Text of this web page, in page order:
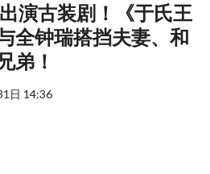
演古装剧！《于氏王
全钟瑞搭挡夫妻、和
弟！
日 14:36